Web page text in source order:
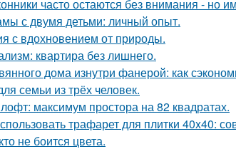
часто остаются без внимания - но
с двумя детьми: личный опыт.
с вдохновением от природы.
квартира без лишнего.
дома изнутри фанерой: как
семьи из трёх человек.
максимум простора на 82 квадратах.
трафарет для плитки 40x40:
не боится цвета.